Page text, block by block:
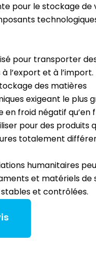
pour le stockage de
pour transporter
l’export et à l’import.
des matières
exigeant le plus
froid négatif qu’en
pour des produits
totalement
humanitaires
et matériels de
et contrôlées.